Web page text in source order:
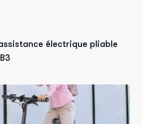
électrique pliable